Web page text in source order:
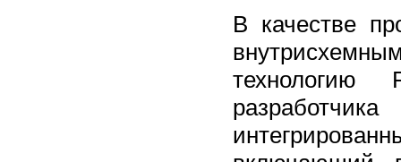
В качестве
технологию